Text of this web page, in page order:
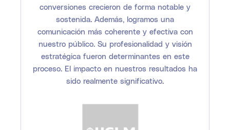
conversiones crecieron de forma notable y
sostenida. Además, logramos una
comunicación más coherente y efectiva con
nuestro público. Su profesionalidad y visión
estratégica fueron determinantes en este
proceso. El impacto en nuestros resultados ha
sido realmente significativo.